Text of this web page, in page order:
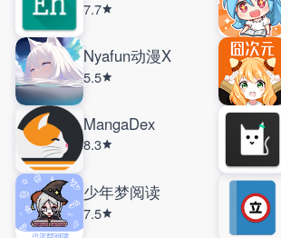
7.7
Nyafun动漫X
5.5
MangaDex
8.3
少年梦阅读
7.5